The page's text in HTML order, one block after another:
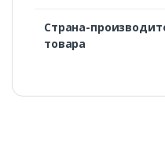
Страна-
товара